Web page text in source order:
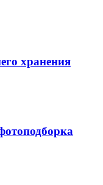
хранения